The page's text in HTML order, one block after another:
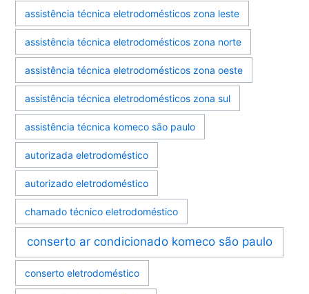
assistência técnica eletrodomésticos zona leste
assistência técnica eletrodomésticos zona norte
assistência técnica eletrodomésticos zona oeste
assistência técnica eletrodomésticos zona sul
assistência técnica komeco são paulo
autorizada eletrodoméstico
autorizado eletrodoméstico
chamado técnico eletrodoméstico
conserto ar condicionado komeco são paulo
conserto eletrodoméstico